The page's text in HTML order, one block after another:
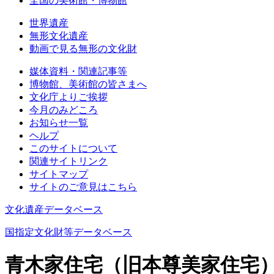
世界遺産
無形文化遺産
動画で見る無形の文化財
媒体資料・関連記事等
博物館、美術館の皆さまへ
文化庁よりご挨拶
今月のみどころ
お知らせ一覧
ヘルプ
このサイトについて
関連サイトリンク
サイトマップ
サイトのご意見はこちら
文化遺産データベース
国指定文化財等データベース
青木家住宅（旧本尊美家住宅